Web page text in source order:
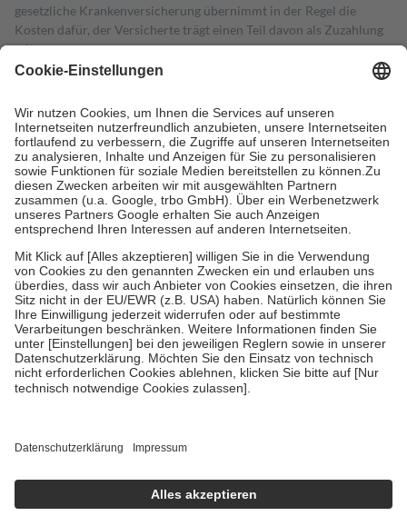
gesetzliche Krankenversicherung übernimmt in der Regel die
Kosten dafür, der Versicherte trägt einen Teil davon als Zuzahlung
mit.
Grundsätzlich leisten Mitglieder Zuzahlungen in Höhe von zehn
höchstens zehn Euro.
Es sind jedoch nie mehr als die tatsächlichen
Kosten der Leistung zu entrichten.
Diese Regeln gelten grundsätzlich auch für Online-Apotheken.
Bei Heilmitteln und häuslicher Krankenpflege beträgt die
Zuzahlung zehn Prozent der Kosten sowie zehn Euro je
Verordnung.
Um das Engagement der Versicherten für ihre eigene Gesundheit zu
stärken und die besondere Stellung der Familie zu unterstützen,
fallenkeine Zuzahlungenan bei:
• Kindern und Jugendlichen bis zum vollendeten 18. Lebensjahr
mit Ausnahme der Fahrkosten
• Untersuchungen zur Vorsorge und Früherkennung, die von der
GKV getragen werden
• empfohlenen Schutzimpfungen
• Harn- und Blutteststreifen
getroffen, um sicherzustellen, dass es sich um echte Bewertungen
https://help.etrusted.com/hc/de/articles/4419944605341